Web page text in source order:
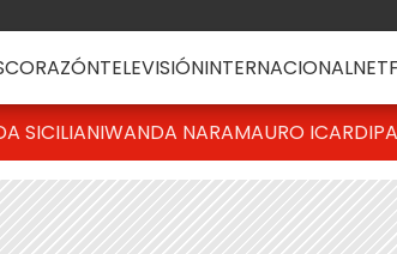
CORAZÓNTELEVISIÓNINTERNACIONAL
SICILIANIWANDA NARAMAURO ICARDI